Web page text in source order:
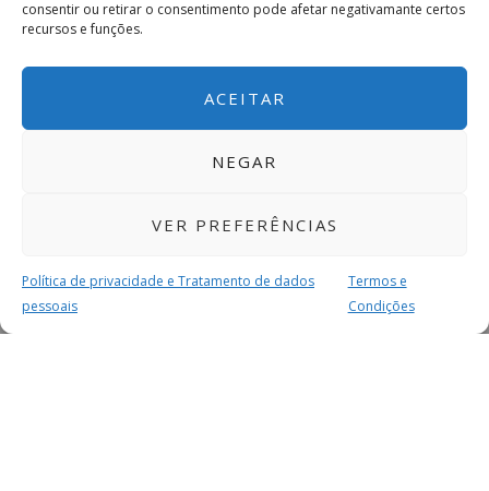
consentir ou retirar o consentimento pode afetar negativamante certos
recursos e funções.
ACEITAR
NEGAR
VER PREFERÊNCIAS
Política de privacidade e Tratamento de dados
pessoais
Termos e
Condições